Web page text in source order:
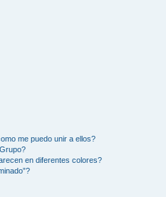
me puedo unir a ellos?
en diferentes colores?